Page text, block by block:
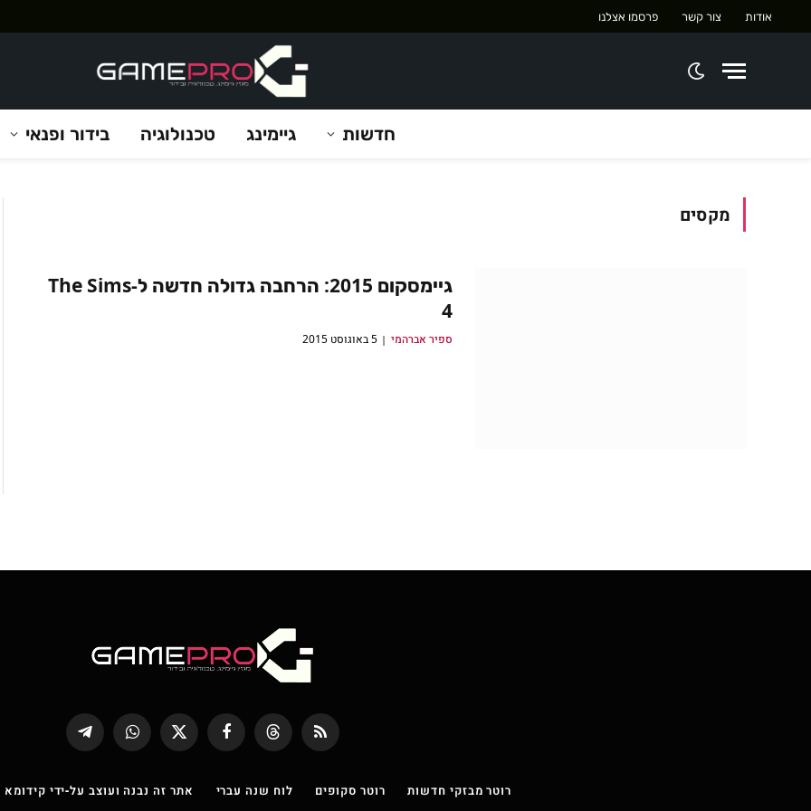
אודות צור קשר פרסמו אצלנו
חדשות גיימינג טכנולוגיה בידור ופנאי
מקסים
גיימסקום 2015: הרחבה גדולה חדשה ל-The Sims
4
ספיר אברהמי 5 באוגוסט 2015
RSS
Threads פייסבוק
X
(טוויטר)
WhatsApp
Telegram
רוטר מבזקי חדשות רוטר סקופים לוח שנה עברי אתר זה נבנה ועוצב על-ידי קידומא